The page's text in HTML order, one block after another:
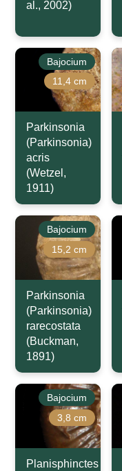
al., 2002)
Bajocium
11,4 cm
Parkinsonia
(Parkinsonia)
acris
(Wetzel,
1911)
Bajocium
15,2 cm
Parkinsonia
(Parkinsonia)
rarecostata
(Buckman,
1891)
Bajocium
3,8 cm
Planisphinctes